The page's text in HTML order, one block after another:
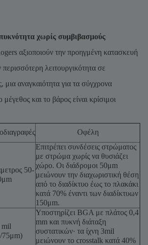
χωρίς συμβιβασμούς
αξιοποιούν την προηγμένη κατασκευή
λειτουργικότητα σε
μια αναγκαιότητα για τα σύγχρονα
και το βάρος είναι κρίσιμοι
Οφέλη
50-
Επιτρέπει συνδέσεις στρώματος
με στρώμα χωρίς να θυσιάζει
χώρο. Οι διάδρομοι 50μm
μειώνουν την διαχωριστική θέση
από το διαδίκτυο έως το πλακάκι
κατά 70% έναντι των διαδίκτυων
150μm.
mil
75μm)
Υποστηρίζει BGA με πλάτος 0,4
mm και πυκνή διάταξη
συστατικών· τα ίχνη 3mil
μειώνουν το crosstalk κατά 40%